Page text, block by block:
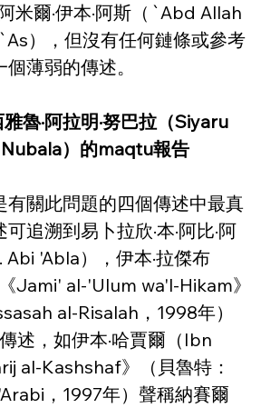
米爾·伊本·阿斯（`Abd Allah
），但沒有任何鏈條或參考
薄弱的傳述。
魯·阿拉明·努巴拉（Siyaru
）的maqtu報告
有關此問題的四個傳述中最真
追溯到易卜拉欣·本·阿比·阿
'Abla），伊本·拉傑布
Jami' al-'Ulum wa'l-Hikam》
al-Risalah，1998年）
述，如伊本·哈賈爾（Ibn
al-Kashshaf》（貝魯特：
，1997年）聲稱納賽爾